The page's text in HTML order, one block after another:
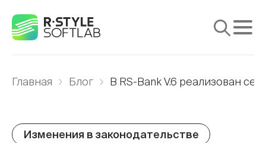
Решения
Главная Блог В RS-Bank V.6 реализован
Изменения в законодательстве